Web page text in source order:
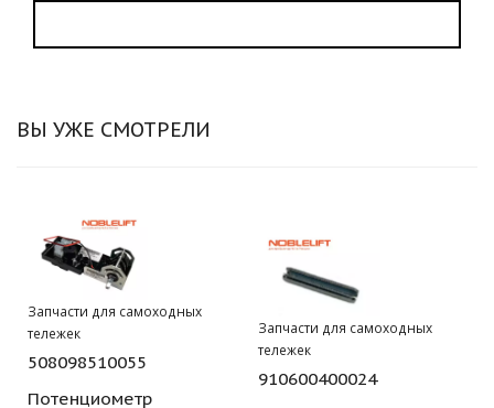
ВЫ УЖЕ СМОТРЕЛИ
Запчасти для самоходных
тележек
508098510055
Потенциометр
Запчасти для самоходных
тележек
910600400024